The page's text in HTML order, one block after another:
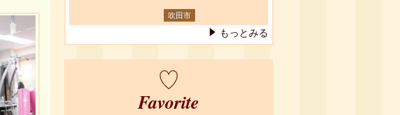
吹田市
もっとみる
Favorite